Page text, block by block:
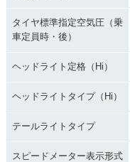
タイヤ標準指定空気圧（乗
車定員時・後）
ヘッドライト定格（Hi）
ヘッドライトタイプ（Hi）
テールライトタイプ
スピードメーター表示形式